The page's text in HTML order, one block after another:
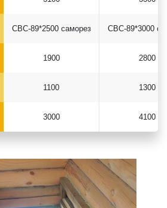
СВС-89*2500 саморез
1900
1100
3000
СВС-89*3000
2800
1300
4100